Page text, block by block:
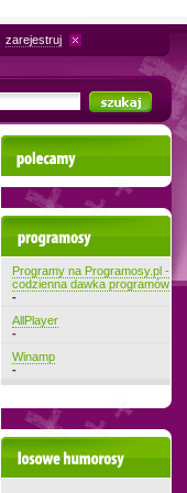
zarejestruj
Polecamy
Najnowsze programy
Programy na Programosy.pl -
codzienna dawka programów
-
AllPlayer
-
Winamp
-
Losowe filmiki